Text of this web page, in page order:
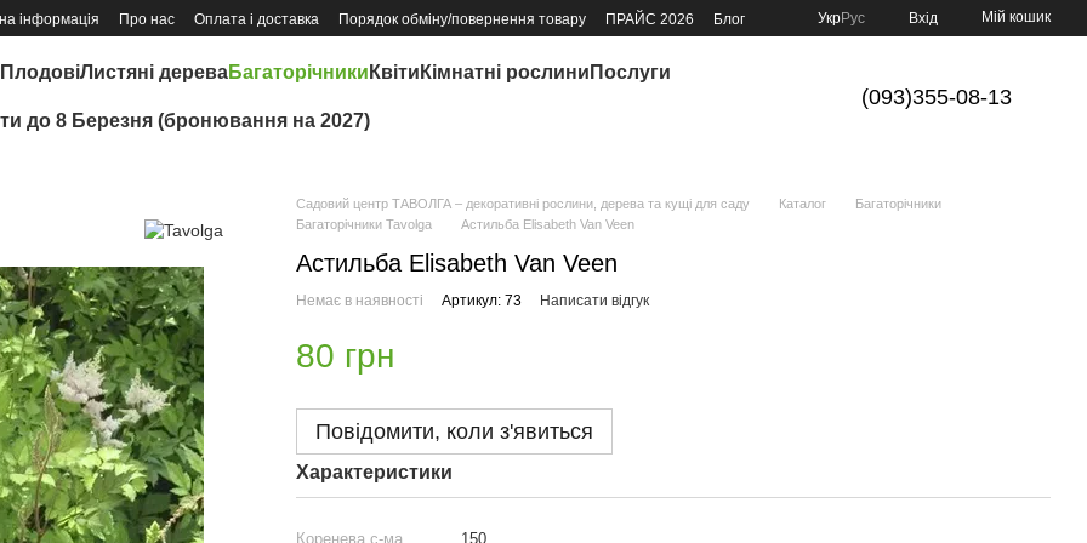
інформація Про нас Оплата і доставка Порядок обміну/повернення товару ПРАЙС 2026
Блог
УкрРус Вхід Мій кошик
ПлодовіЛистяні дереваБагаторічники Квіти Кімнатні рослини Послуги
до 8 Березня (бронювання на 2027)
(093)355-08-13
Садовий центр ТАВОЛГА – декоративні рослини, дерева та кущі для саду Каталог
Багаторічники
Багаторічники Tavolga
Астильба Elisabeth Van Veen
Астильба Elisabeth Van Veen
Немає в наявності Артикул: 73 Написати відгук
80 грн
Повідомити, коли з'явиться
Характеристики
Коренева с-ма
150